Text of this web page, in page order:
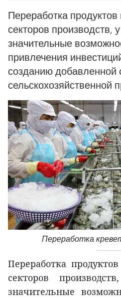
Переработка
секторов производств,
значительные
привлечения
созданию добавленной
сельскохозяйственной
Переработка
Переработка
секторов
значительные